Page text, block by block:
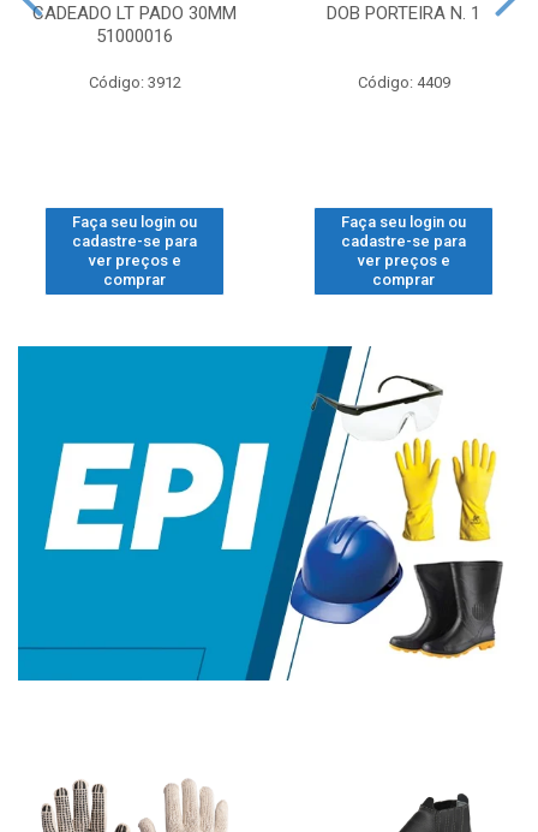
CADEADO LT PADO 30MM
51000016
Código: 3912
Faça seu login ou
cadastre-se para
ver preços e
comprar
DOB PORTEIRA N. 1
Código: 4409
Faça seu login ou
cadastre-se para
ver preços e
comprar